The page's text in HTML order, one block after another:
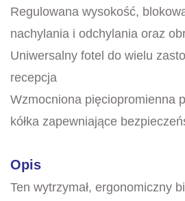
Regulowana wysokość,
nachylania i odchylania oraz
Uniwersalny fotel do wielu
recepcja
Wzmocniona pięciopromienna
kółka zapewniające
Opis
Ten wytrzymał, ergonomiczny